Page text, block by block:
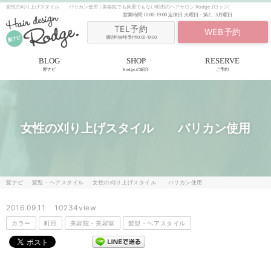
女性の刈り上げスタイル バリカン使用 | 美容院でも床屋でもない町田のヘアサロン Rodge.(ロッジ)
営業時間 10:00-19:00定休日 火曜日・第2、3月曜日
TEL予約
通話料無料/受付10:00-19:00
WEB予約
BLOG
髪ナビ
SHOP
Rodge.の紹介
RESERVE
ご予約
女性の刈り上げスタイル バリカン使用
髪ナビ 髪型・ヘアスタイル 女性の刈り上げスタイル バリカン使用
2016.09.11 10234view
カラー 町田 美容院・美容室 髪型・ヘアスタイル